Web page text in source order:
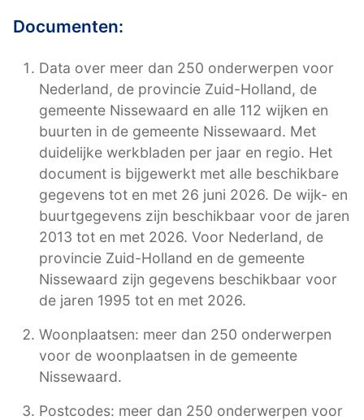
Documenten:
Data over meer dan 250 onderwerpen voor
Nederland, de provincie Zuid-Holland, de
gemeente Nissewaard en alle 112 wijken en
buurten in de gemeente Nissewaard. Met
duidelijke werkbladen per jaar en regio. Het
document is bijgewerkt met alle beschikbare
gegevens tot en met 26 juni 2026. De wijk- en
buurtgegevens zijn beschikbaar voor de jaren
2013 tot en met 2026. Voor Nederland, de
provincie Zuid-Holland en de gemeente
Nissewaard zijn gegevens beschikbaar voor
de jaren 1995 tot en met 2026.
Woonplaatsen: meer dan 250 onderwerpen
voor de woonplaatsen in de gemeente
Nissewaard.
Postcodes: meer dan 250 onderwerpen voor